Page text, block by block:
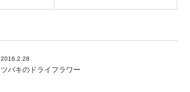
2016.2.28
ツバキのドライフラワー